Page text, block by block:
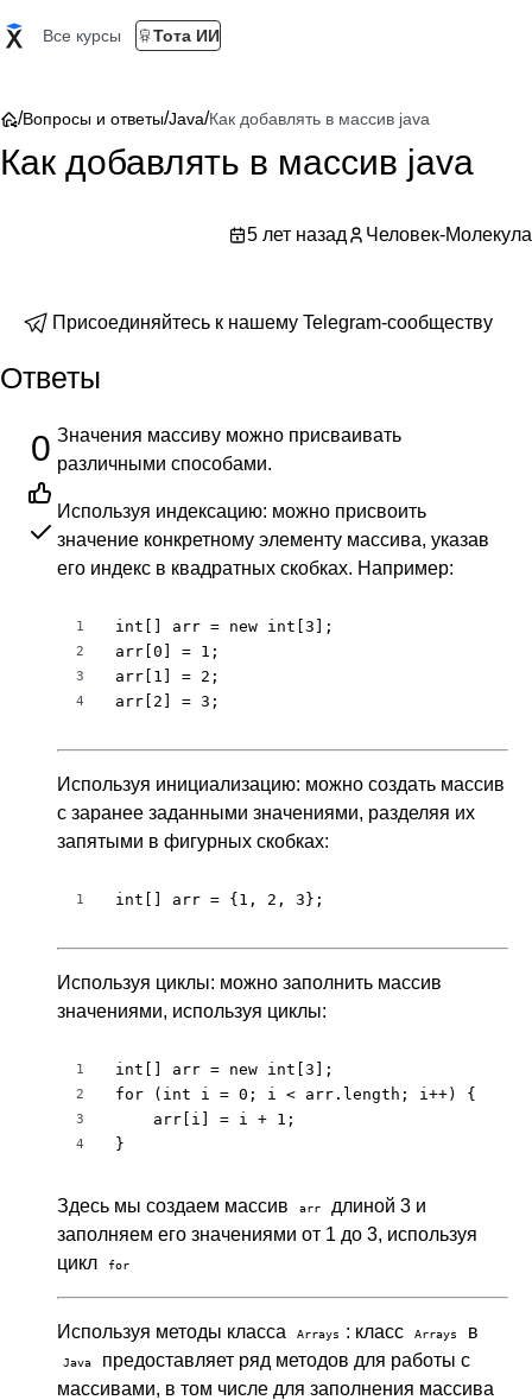
Все курсы Тота ИИ
/Вопросы и ответы/Java/Как добавлять в массив java
Как добавлять в массив java
5 лет назад Человек-Молекула
Присоединяйтесь к нашему Telegram-сообществу
Ответы
0 Значения массиву можно присваивать
различными способами.
Используя индексацию: можно присвоить
значение конкретному элементу массива, указав
его индекс в квадратных скобках. Например:
1
2
3
4
int[] arr = new int[3];
arr[0] = 1;
arr[1] = 2;
arr[2] = 3;
Используя инициализацию: можно создать массив
с заранее заданными значениями, разделяя их
запятыми в фигурных скобках:
1 int[] arr = {1, 2, 3};
Используя циклы: можно заполнить массив
значениями, используя циклы:
1
2
3
4
int[] arr = new int[3];
for (int i = 0; i < arr.length; i++) {
    arr[i] = i + 1;
}
Здесь мы создаем массив arr
длиной 3 и
заполняем его значениями от 1 до 3, используя
цикл
for
Используя методы класса Arrays : класс Arrays в
Java
предоставляет ряд методов для работы с
массивами, в том числе для заполнения массива